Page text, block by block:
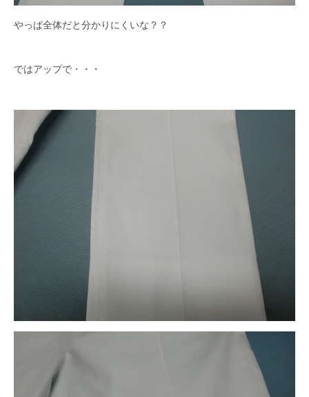
やっぱ全体だと分かりにくいな？？
ではアップで・・・